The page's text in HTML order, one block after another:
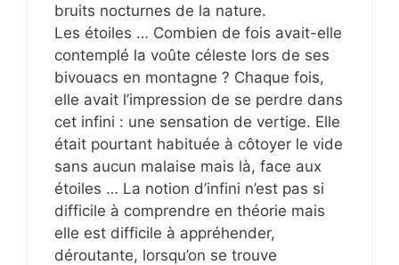
bruits nocturnes de la nature.
Les étoiles … Combien de fois avait-elle
contemplé la voûte céleste lors de ses
bivouacs en montagne ? Chaque fois,
elle avait l’impression de se perdre dans
cet infini : une sensation de vertige. Elle
était pourtant habituée à côtoyer le vide
sans aucun malaise mais là, face aux
étoiles … La notion d’infini n’est pas si
difficile à comprendre en théorie mais
elle est difficile à appréhender,
déroutante, lorsqu’on se trouve